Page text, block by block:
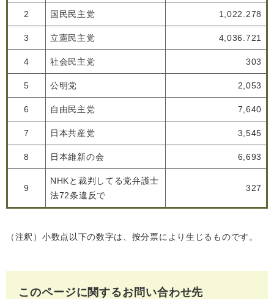
2 国民民主党 1,022.278
3 立憲民主党 4,036.721
4 社会民主党 303
5 公明党 2,053
6 自由民主党 7,640
7 日本共産党 3,545
8 日本維新の会 6,693
9
NHKと裁判してる党弁護士
法72条違反で
327
（注釈）小数点以下の数字は、按分票により生じるものです。
このページに関するお問い合わせ先